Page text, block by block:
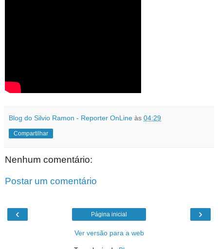
Blog do Silvio Ramon - Reporter OnLine às 04:29
Compartilhar
Nenhum comentário:
Postar um comentário
‹ ›
Página inicial
Ver versão para a web